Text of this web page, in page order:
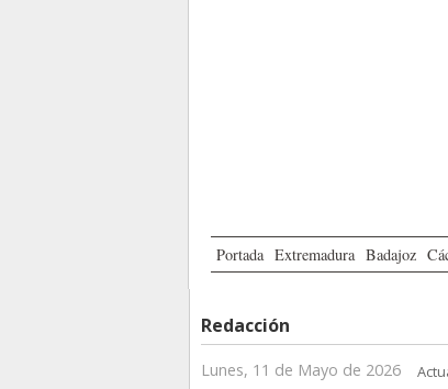
Portada Extremadura Badajoz
Redacción
Lunes, 11 de Mayo de 2026